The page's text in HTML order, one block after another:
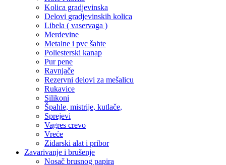
Kolica gradjevinska
Delovi gradjevinskih kolica
Libela ( vaservaga )
Merdevine
Metalne i pvc šahte
Poliesterski kanap
Pur pene
Ravnjače
Rezervni delovi za mešalicu
Rukavice
Silikoni
Špahle, mistrije, kutlače,
Sprejevi
Vagres crevo
Vreće
Zidarski alat i pribor
Zavarivanje i brušenje
Nosač brusnog papira